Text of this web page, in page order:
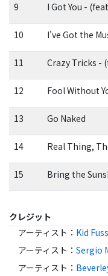
9 I Got You -
10 I've Got the
11 Crazy Tricks -
12 Fool Without
13 Go Naked
14 Real Thing,
15 Bring the
クレジット
アーティスト ： Kid Fuss
アーティスト ： Sergio
アーティスト ：